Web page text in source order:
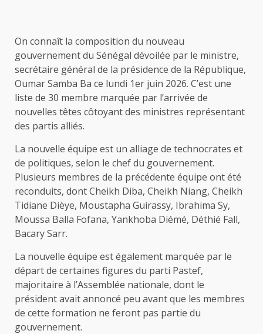
On connaît la composition du nouveau
gouvernement du Sénégal dévoilée par le ministre,
secrétaire général de la présidence de la République,
Oumar Samba Ba ce lundi 1er juin 2026. C’est une
liste de 30 membre marquée par l’arrivée de
nouvelles têtes côtoyant des ministres représentant
des partis alliés.
La nouvelle équipe est un alliage de technocrates et
de politiques, selon le chef du gouvernement.
Plusieurs membres de la précédente équipe ont été
reconduits, dont Cheikh Diba, Cheikh Niang, Cheikh
Tidiane Dièye, Moustapha Guirassy, Ibrahima Sy,
Moussa Balla Fofana, Yankhoba Diémé, Déthié Fall,
Bacary Sarr.
La nouvelle équipe est également marquée par le
départ de certaines figures du parti Pastef,
majoritaire à l’Assemblée nationale, dont le
président avait annoncé peu avant que les membres
de cette formation ne feront pas partie du
gouvernement.